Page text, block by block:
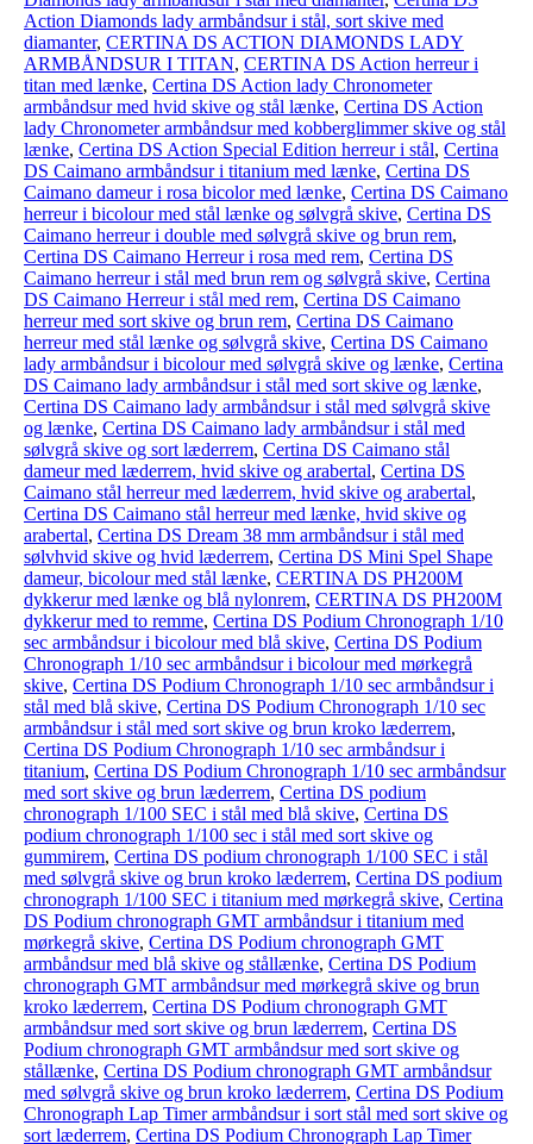
Action Diamonds lady armbåndsur i stål, sort skive med
diamanter, CERTINA DS ACTION DIAMONDS LADY
ARMBÅNDSUR I TITAN, CERTINA DS Action herreur i
titan med lænke, Certina DS Action lady Chronometer
armbåndsur med hvid skive og stål lænke, Certina DS Action
lady Chronometer armbåndsur med kobberglimmer skive og stål
lænke, Certina DS Action Special Edition herreur i stål, Certina
DS Caimano armbåndsur i titanium med lænke, Certina DS
Caimano dameur i rosa bicolor med lænke, Certina DS Caimano
herreur i bicolour med stål lænke og sølvgrå skive, Certina DS
Caimano herreur i double med sølvgrå skive og brun rem,
Certina DS Caimano Herreur i rosa med rem, Certina DS
Caimano herreur i stål med brun rem og sølvgrå skive, Certina
DS Caimano Herreur i stål med rem, Certina DS Caimano
herreur med sort skive og brun rem, Certina DS Caimano
herreur med stål lænke og sølvgrå skive, Certina DS Caimano
lady armbåndsur i bicolour med sølvgrå skive og lænke, Certina
DS Caimano lady armbåndsur i stål med sort skive og lænke,
Certina DS Caimano lady armbåndsur i stål med sølvgrå skive
og lænke, Certina DS Caimano lady armbåndsur i stål med
sølvgrå skive og sort læderrem, Certina DS Caimano stål
dameur med læderrem, hvid skive og arabertal, Certina DS
Caimano stål herreur med læderrem, hvid skive og arabertal,
Certina DS Caimano stål herreur med lænke, hvid skive og
arabertal, Certina DS Dream 38 mm armbåndsur i stål med
sølvhvid skive og hvid læderrem, Certina DS Mini Spel Shape
dameur, bicolour med stål lænke, CERTINA DS PH200M
dykkerur med lænke og blå nylonrem, CERTINA DS PH200M
dykkerur med to remme, Certina DS Podium Chronograph 1/10
sec armbåndsur i bicolour med blå skive, Certina DS Podium
Chronograph 1/10 sec armbåndsur i bicolour med mørkegrå
skive, Certina DS Podium Chronograph 1/10 sec armbåndsur i
stål med blå skive, Certina DS Podium Chronograph 1/10 sec
armbåndsur i stål med sort skive og brun kroko læderrem,
Certina DS Podium Chronograph 1/10 sec armbåndsur i
titanium, Certina DS Podium Chronograph 1/10 sec armbåndsur
med sort skive og brun læderrem, Certina DS podium
chronograph 1/100 SEC i stål med blå skive, Certina DS
podium chronograph 1/100 sec i stål med sort skive og
gummirem, Certina DS podium chronograph 1/100 SEC i stål
med sølvgrå skive og brun kroko læderrem, Certina DS podium
chronograph 1/100 SEC i titanium med mørkegrå skive, Certina
DS Podium chronograph GMT armbåndsur i titanium med
mørkegrå skive, Certina DS Podium chronograph GMT
armbåndsur med blå skive og stållænke, Certina DS Podium
chronograph GMT armbåndsur med mørkegrå skive og brun
kroko læderrem, Certina DS Podium chronograph GMT
armbåndsur med sort skive og brun læderrem, Certina DS
Podium chronograph GMT armbåndsur med sort skive og
stållænke, Certina DS Podium chronograph GMT armbåndsur
med sølvgrå skive og brun kroko læderrem, Certina DS Podium
Chronograph Lap Timer armbåndsur i sort stål med sort skive og
sort læderrem, Certina DS Podium Chronograph Lap Timer